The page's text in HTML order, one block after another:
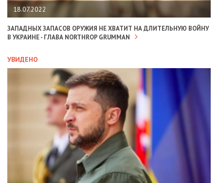
18.07.2022
ЗАПАДНЫХ ЗАПАСОВ ОРУЖИЯ НЕ ХВАТИТ НА ДЛИТЕЛЬНУЮ ВОЙНУ
В УКРАИНЕ - ГЛАВА NORTHROP GRUMMAN
УВИДЕНО